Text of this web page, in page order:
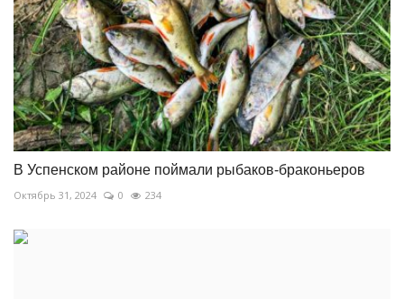
В Успенском районе поймали рыбаков-браконьеров
Октябрь 31, 2024 0 234